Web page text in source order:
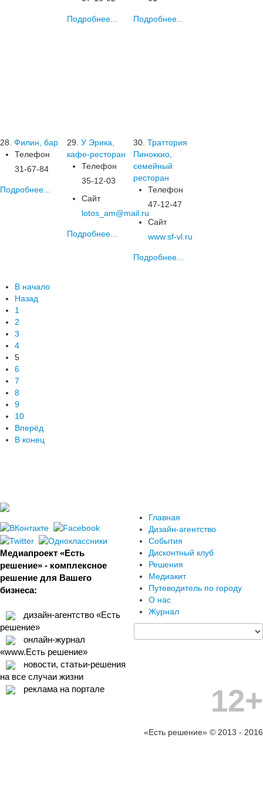
Подробнее... Подробнее...
28. Филин, бар
Телефон
31-67-84
Подробнее...
29. У Эрика,
кафе-ресторан
Телефон
35-12-03
Сайт
lotos_am@mail.ru
Подробнее...
30. Траттория
Пиноккио,
семейный
ресторан
Телефон
47-12-47
Сайт
www.sf-vl.ru
Подробнее...
В начало
Назад
1
2
3
4
5
6
7
8
9
10
Вперёд
В конец
Медиапроект «Есть
решение» - комплексное
решение для Вашего
бизнеса:
дизайн-агентство «Есть
решение»
онлайн-журнал
«www.Есть решение»
новости, статьи-решения
на все случаи жизни
реклама на портале
Главная
Дизайн-агентство
События
Дисконтный клуб
Решения
Медиакит
Путеводитель по городу
О нас
Журнал
12+
«Есть решение» © 2013 - 2016